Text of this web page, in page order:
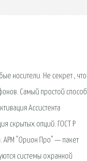
носители. Не секрет , что
Самый простой способ
Ассистента
скрытых опций. ГОСТ Р
АРМ "Орион Про" — пакет
системы охранной